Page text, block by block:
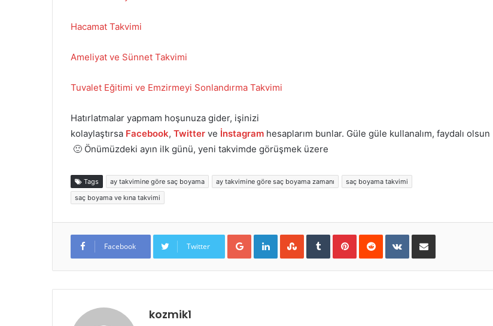
Hacamat Takvimi
Ameliyat ve Sünnet Takvimi
Tuvalet Eğitimi ve Emzirmeyi Sonlandırma Takvimi
Hatırlatmalar yapmam hoşunuza gider, işinizi
kolaylaştırsa Facebook, Twitter ve İnstagram hesaplarım bunlar. Güle güle kullanalım, faydalı olsun
🙂 Önümüzdeki ayın ilk günü, yeni takvimde görüşmek üzere
Tags ay takvimine göre saç boyama ay takvimine göre saç boyama zamanı
saç boyama takvimi
saç boyama ve kına takvimi
Facebook Twitter
Google+LinkedInStumbleUpon
TumblrPinterestReddit VKontakteE-Posta ile paylaş
kozmik1